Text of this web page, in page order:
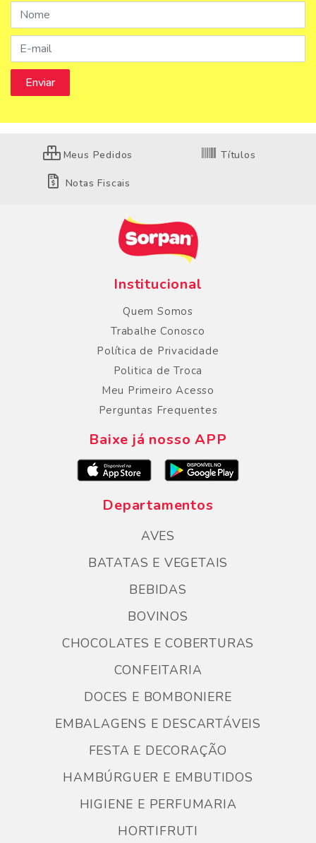
Meus Pedidos Títulos
Notas Fiscais
Institucional
Quem Somos
Trabalhe Conosco
Política de Privacidade
Politica de Troca
Meu Primeiro Acesso
Perguntas Frequentes
Baixe já nosso APP
Departamentos
AVES
BATATAS E VEGETAIS
BEBIDAS
BOVINOS
CHOCOLATES E COBERTURAS
CONFEITARIA
DOCES E BOMBONIERE
EMBALAGENS E DESCARTÁVEIS
FESTA E DECORAÇÃO
HAMBÚRGUER E EMBUTIDOS
HIGIENE E PERFUMARIA
HORTIFRUTI